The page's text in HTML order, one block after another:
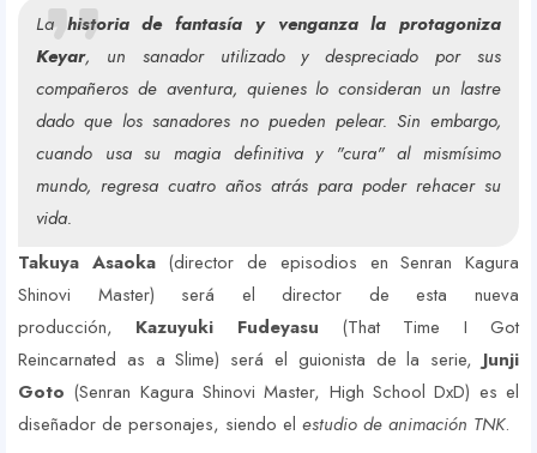
Lahistoria de fantasía y venganza la protagoniza
Keyar, un sanador utilizado y despreciado por sus
compañeros de aventura, quienes lo consideran un lastre
dado que los sanadores no pueden pelear. Sin embargo,
cuando usa su magia definitiva y "cura" al mismísimo
mundo, regresa cuatro años atrás para poder rehacer su
vida.
Takuya Asaoka(director de episodios en Senran Kagura
Shinovi Master) será el director de esta nueva
producción, Kazuyuki Fudeyasu (That Time I Got
Reincarnated as a Slime) será el guionista de la serie, Junji
Goto (Senran Kagura Shinovi Master, High School DxD) es el
diseñador de personajes, siendo el estudio de animación TNK.